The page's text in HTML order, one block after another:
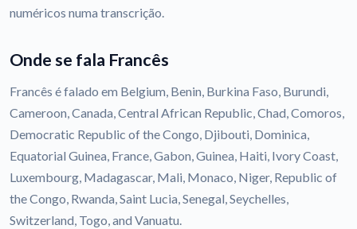
numéricos numa transcrição.
Onde se fala Francês
Francês é falado em Belgium, Benin, Burkina Faso, Burundi,
Cameroon, Canada, Central African Republic, Chad, Comoros,
Democratic Republic of the Congo, Djibouti, Dominica,
Equatorial Guinea, France, Gabon, Guinea, Haiti, Ivory Coast,
Luxembourg, Madagascar, Mali, Monaco, Niger, Republic of
the Congo, Rwanda, Saint Lucia, Senegal, Seychelles,
Switzerland, Togo, and Vanuatu.